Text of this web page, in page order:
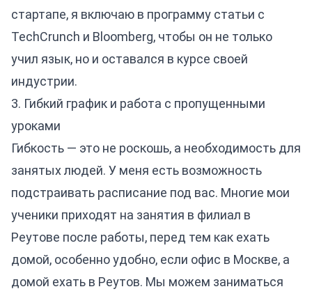
стартапе, я включаю в программу статьи с
TechCrunch и Bloomberg, чтобы он не только
учил язык, но и оставался в курсе своей
индустрии.
3. Гибкий график и работа с пропущенными
уроками
Гибкость — это не роскошь, а необходимость для
занятых людей. У меня есть возможность
подстраивать расписание под вас. Многие мои
ученики приходят на занятия в филиал в
Реутове после работы, перед тем как ехать
домой, особенно удобно, если офис в Москве, а
домой ехать в Реутов. Мы можем заниматься